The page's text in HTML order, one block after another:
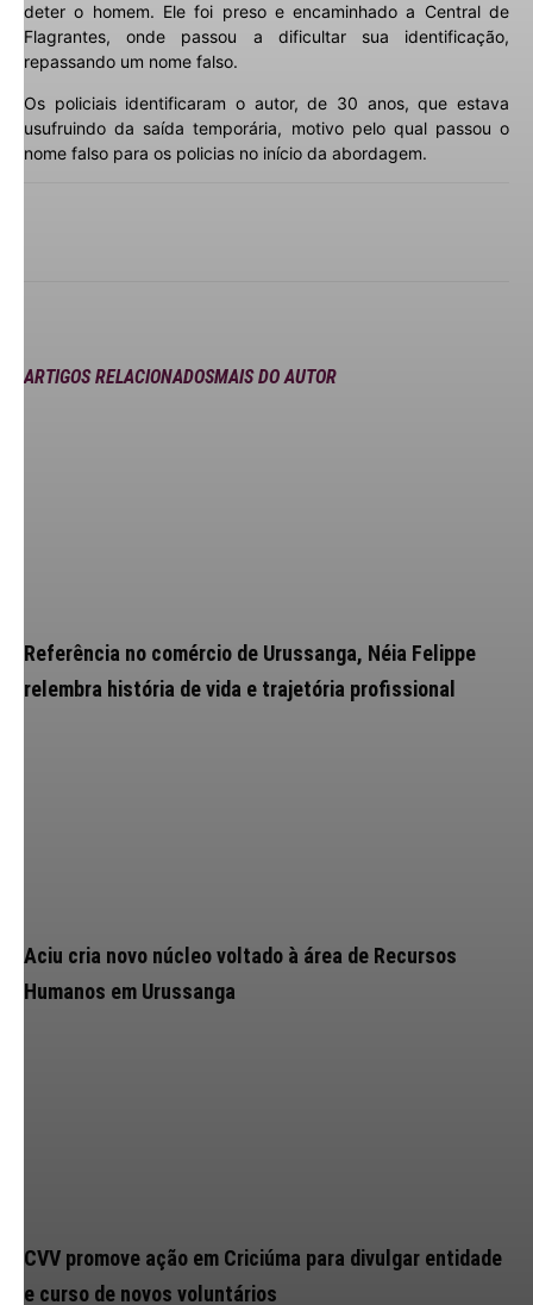
deter o homem. Ele foi preso e encaminhado a Central de
Flagrantes, onde passou a dificultar sua identificação,
repassando um nome falso.
Os policiais identificaram o autor, de 30 anos, que estava
usufruindo da saída temporária, motivo pelo qual passou o
nome falso para os policias no início da abordagem.
ARTIGOS RELACIONADOSMAIS DO AUTOR
Referência no comércio de Urussanga, Néia Felippe
relembra história de vida e trajetória profissional
Aciu cria novo núcleo voltado à área de Recursos
Humanos em Urussanga
CVV promove ação em Criciúma para divulgar entidade
e curso de novos voluntários